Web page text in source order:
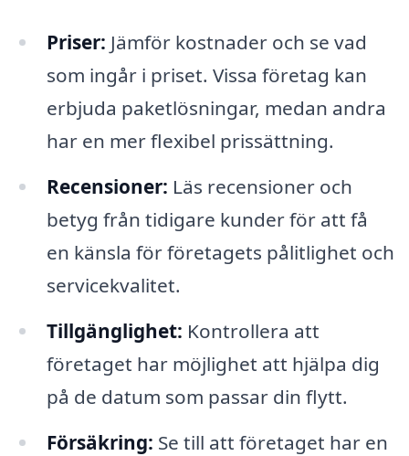
Priser: Jämför kostnader och se vad
som ingår i priset. Vissa företag kan
erbjuda paketlösningar, medan andra
har en mer flexibel prissättning.
Recensioner: Läs recensioner och
betyg från tidigare kunder för att få
en känsla för företagets pålitlighet och
servicekvalitet.
Tillgänglighet: Kontrollera att
företaget har möjlighet att hjälpa dig
på de datum som passar din flytt.
Försäkring: Se till att företaget har en